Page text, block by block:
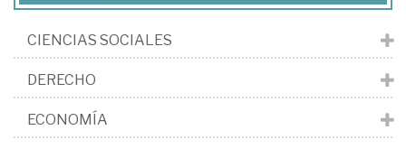
CIENCIAS SOCIALES
DERECHO
ECONOMÍA